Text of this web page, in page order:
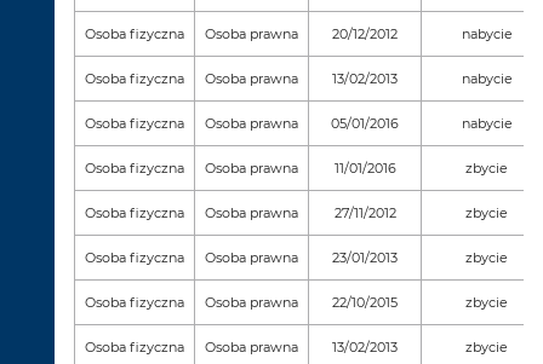
Osoba fizyczna Osoba prawna 20/12/2012 nabycie
Osoba fizyczna Osoba prawna 13/02/2013 nabycie
Osoba fizyczna Osoba prawna 05/01/2016 nabycie
Osoba fizyczna Osoba prawna 11/01/2016 zbycie
Osoba fizyczna Osoba prawna 27/11/2012 zbycie
Osoba fizyczna Osoba prawna 23/01/2013 zbycie
Osoba fizyczna Osoba prawna 22/10/2015 zbycie
Osoba fizyczna Osoba prawna 13/02/2013 zbycie